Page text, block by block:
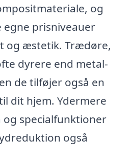
og
egne prisniveauer
og æstetik. Trædøre,
dyrere end metal-
de tilføjer også en
dit hjem. Ydermere
og specialfunktioner
også